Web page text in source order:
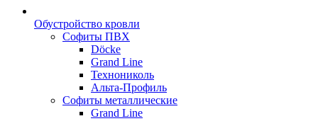
Обустройство кровли
Софиты ПВХ
Döcke
Grand Line
Технониколь
Альта-Профиль
Софиты металлические
Grand Line